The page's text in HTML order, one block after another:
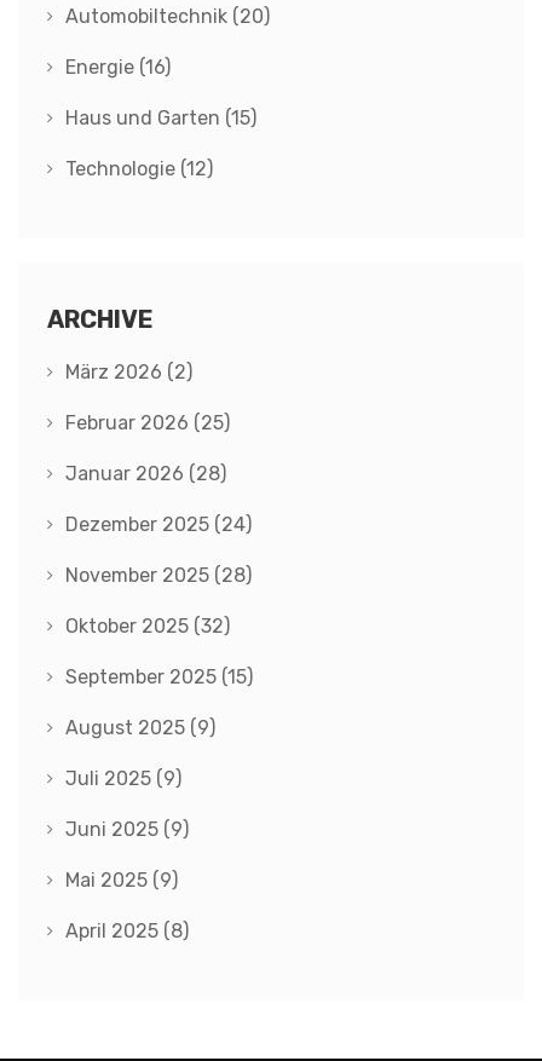
Automobiltechnik (20)
Energie (16)
Haus und Garten (15)
Technologie (12)
ARCHIVE
März 2026 (2)
Februar 2026 (25)
Januar 2026 (28)
Dezember 2025 (24)
November 2025 (28)
Oktober 2025 (32)
September 2025 (15)
August 2025 (9)
Juli 2025 (9)
Juni 2025 (9)
Mai 2025 (9)
April 2025 (8)